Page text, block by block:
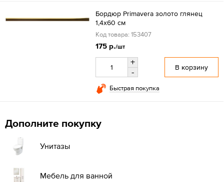
Бордюр Primavera золото глянец
1,4х60 см
Код товара: 153407
175 р./шт
+
-
В корзину
Быстрая покупка
Дополните покупку
Унитазы
Мебель для ванной